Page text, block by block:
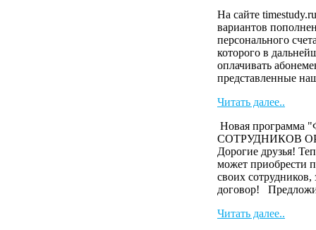
На сайте
вариантов
персонального
которого в
оплачивать
представленные
Читать далее..
Новая
СОТРУДНИКОВ
Дорогие друзья!
может приобрести
своих
договор!
Читать далее..